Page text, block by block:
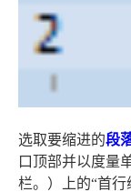
选取要缩进的段
口顶部并以度量
栏。）上的“首